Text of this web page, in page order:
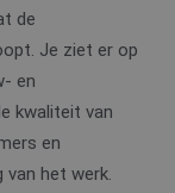
de
Je ziet er op
en
kwaliteit van
en
het werk.